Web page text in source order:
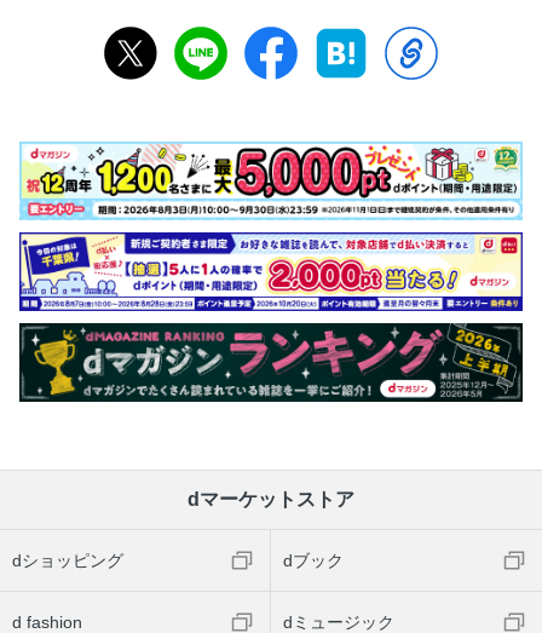
dマーケットストア
dショッピング dブック
d fashion dミュージック